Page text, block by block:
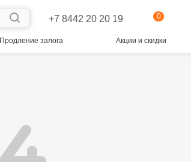
+7 8442 20 20 19 0
Продление залога Акции и скидки